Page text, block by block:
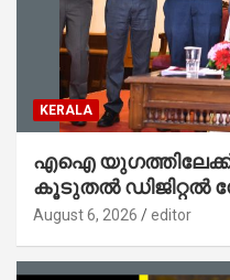
KERALA
എഐ
കൂടുതൽ ഡിജിറ്റൽ
August 6, 2026 editor